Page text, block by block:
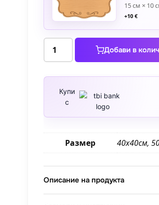
15 см × 10
+10 €
количество
с
външна
рамка
Добави в
Купи
с
Размер 40х40см,
Описание на продукта